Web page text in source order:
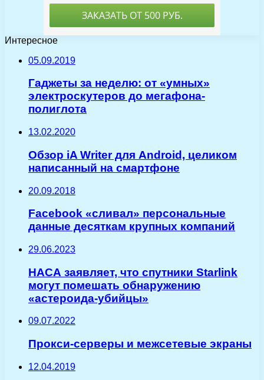
Интересное
05.09.2019
Гаджеты за неделю: от «умных»
электроскутеров до мегафона-
полиглота
13.02.2020
Обзор iA Writer для Android, целиком
написанный на смартфоне
20.09.2018
Facebook «сливал» персональные
данные десяткам крупных компаний
29.06.2023
НАСА заявляет, что спутники Starlink
могут помешать обнаружению
«астероида-убийцы»
09.07.2022
Прокси-серверы и межсетевые экраны
12.04.2019